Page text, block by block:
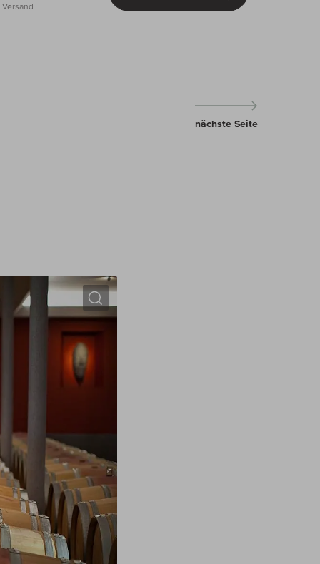
Versand
nächste Seite